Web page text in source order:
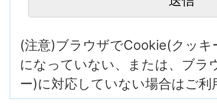
(注意)ブラウザでCookie(クッキ
になっていない、または、ブラ
ー)に対応していない場合はご利